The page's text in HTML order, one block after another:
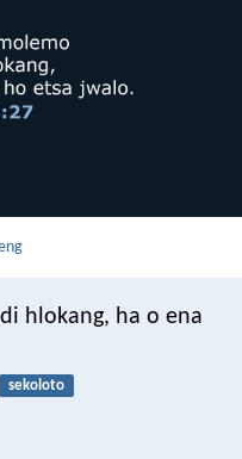
hlokang, ha o ena
sekoloto